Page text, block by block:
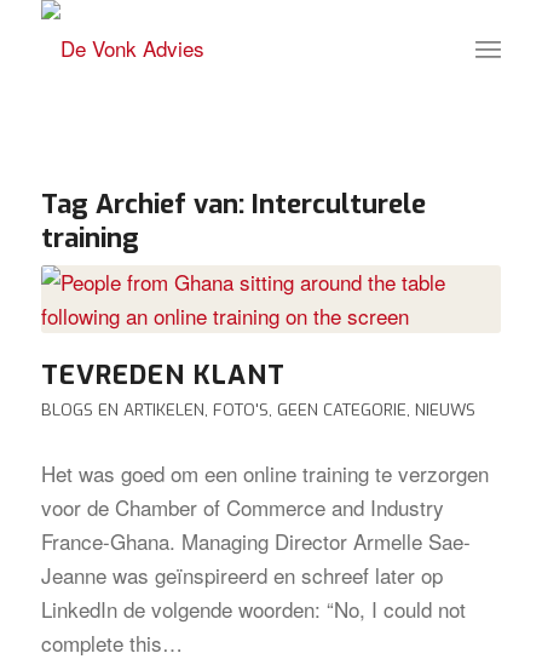
Tag Archief van: Interculturele
training
TEVREDEN KLANT
BLOGS EN ARTIKELEN, FOTO'S, GEEN CATEGORIE, NIEUWS
Het was goed om een online training te verzorgen
voor de Chamber of Commerce and Industry
France-Ghana. Managing Director Armelle Sae-
Jeanne was geïnspireerd en schreef later op
LinkedIn de volgende woorden: “No, I could not
complete this…